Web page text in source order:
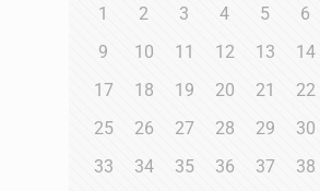
1 2 3 4 5 6
9
10 11 12 13 14
17
18 19 20 21 22
25
26 27 28 29 30
33
34 35 36 37 38